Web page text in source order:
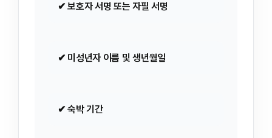
✔ 보호자 서명 또는 자필 서명
✔ 미성년자 이름 및 생년월일
✔ 숙박 기간